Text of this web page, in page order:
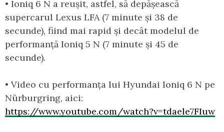
• Ioniq 6 N a reușit, astfel, să depășească
supercarul Lexus LFA (7 minute și 38 de
secunde), fiind mai rapid și decât modelul de
performanță Ioniq 5 N (7 minute și 45 de
secunde).
• Video cu performanța lui Hyundai Ioniq 6 N pe
Nürburgring, aici:
https://www.youtube.com/watch?v=tdaele7FIuw